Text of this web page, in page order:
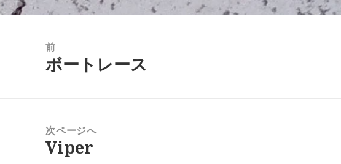
前
前
ボートレース
次ページへ
次
Viper